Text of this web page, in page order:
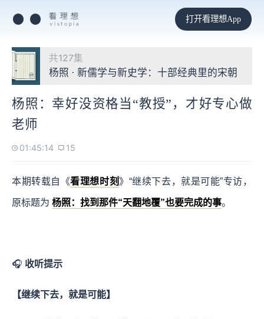
打开看理想App
共127集
杨照 · 新儒学与新史学：十部经典里的宋朝
杨照：幸好没资格当“教授”，才好专心做
老师
01:45:14 15
本期转载自《看理想时刻 》“继续下去，就是可能”专访，
原标题为 杨照：找到那件“天翻地覆”也要完成的事。
🎧 收听提示
【继续下去，就是可能】